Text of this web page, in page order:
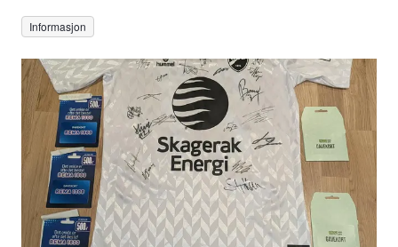
Informasjon